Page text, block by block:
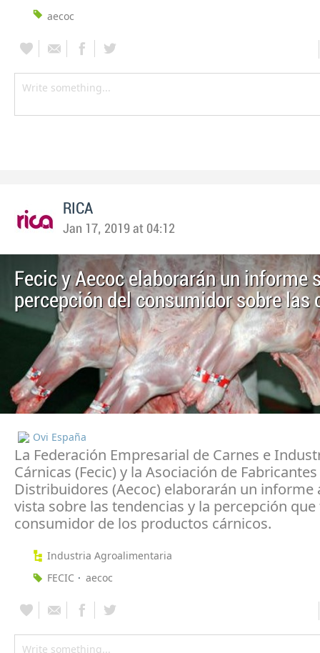
aecoc
RICA
Jan 17, 2019 at 04:12
Fecic y Aecoc elaborarán un informe
percepción del consumidor sobre las
Ovi España
La Federación Empresarial de Carnes e
Cárnicas (Fecic) y la Asociación de
Distribuidores (Aecoc) elaborarán un informe
vista sobre las tendencias y la percepción que
consumidor de los productos cárnicos.
Industria Agroalimentaria
FECIC
aecoc